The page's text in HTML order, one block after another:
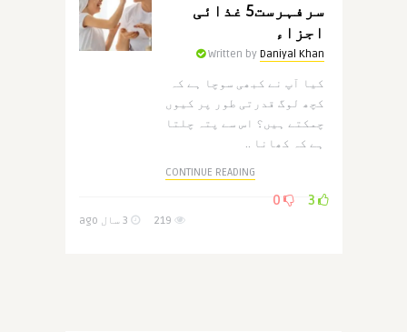
سرفہرست5 غذائی
اجزاء
Written by Daniyal Khan
کیا آپ نے کبھی سوچا ہے کہ
کچھ لوگ قدرتی طور پر کیوں
چمکتے ہیں؟ اس سے پتہ چلتا
ہے کہ کھانا ..
CONTINUE READING